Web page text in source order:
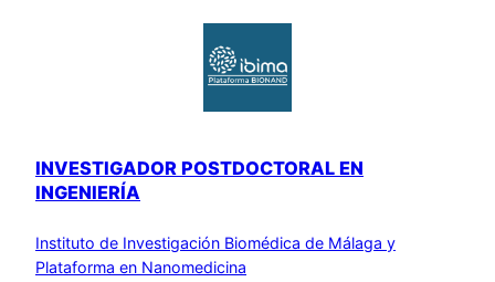
INVESTIGADOR POSTDOCTORAL EN
INGENIERÍA
Instituto de Investigación Biomédica de Málaga y
Plataforma en Nanomedicina